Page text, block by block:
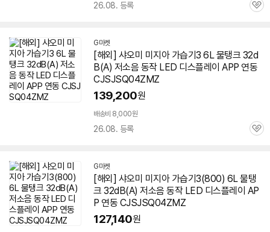
26.08. 등록
관
G마켓
[해외] 샤오미 미지아 가습기3 6L물탱크 32d
B(A) 저소음 동작 LED 디스플레이 APP 연동
CJSJSQ04ZMZ
139,200원
배송비 8,000원
26.08. 등록
관
G마켓
[해외] 샤오미 미지아 가습기3(800) 6L물탱
크 32dB(A) 저소음 동작 LED 디스플레이 AP
P 연동 CJSJSQ04ZMZ
127,140원